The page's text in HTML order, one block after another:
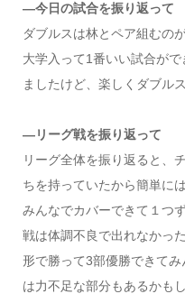
―今日の試合を振り返って
ダブルスは林とペア組むの
大学入って1番いい試合が
ましたけど、楽しくダブル
―リーグ戦を振り返って
リーグ全体を振り返ると、
ちを持っていたから簡単に
みんなでカバーできて１つ
戦は体調不良で出れなかっ
形で勝って3部優勝できて
は力不足な部分もあるかも